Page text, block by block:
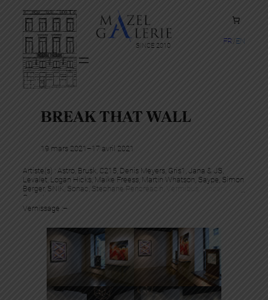
SINCE 2010
FR EN
BREAK THAT WALL
19 mars 2021 –17 avril 2021
Artiste(s) : Astro Brusk C215 Denis Meyers Gris1 Jana & JS
Levalet Logan Hicks Maike Freess Martin Whatson Saype Simon
Berger, SNIK Sonac Stephane Pencréac’h Vermibus
Corpet
Vernissage : –